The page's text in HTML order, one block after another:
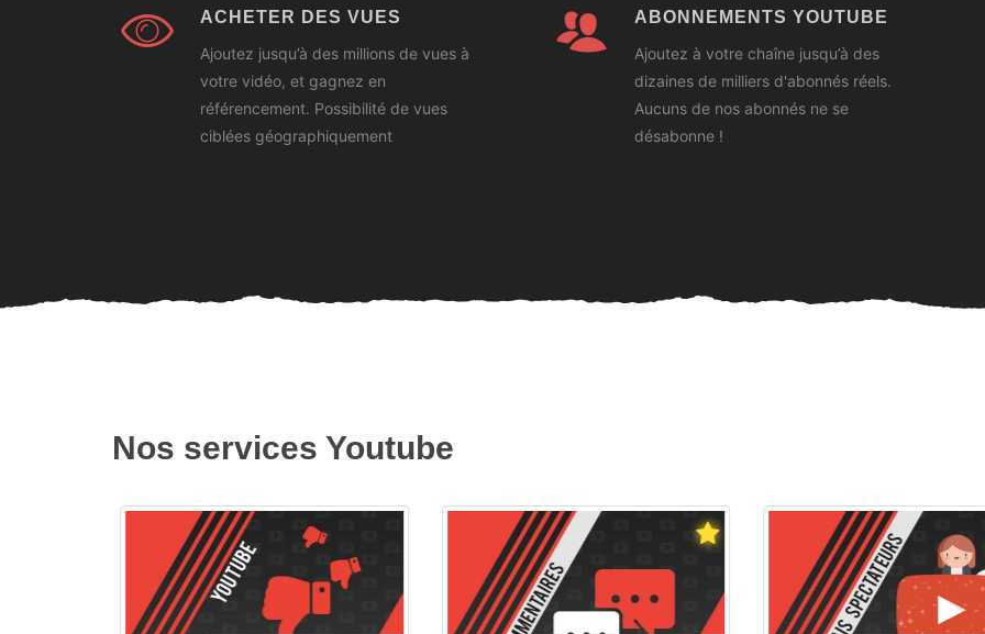
ACHETER DES VUES
Ajoutez jusqu’à des millions de vues à
votre vidéo, et gagnez en
référencement. Possibilité de vues
ciblées géographiquement
ABONNEMENTS YOUTUBE
Ajoutez à votre chaîne jusqu’à des
dizaines de milliers d'abonnés réels.
Aucuns de nos abonnés ne se
désabonne !
Nos services Youtube